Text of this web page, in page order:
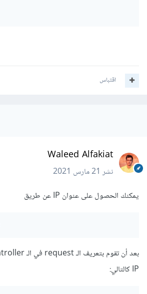
اقتباس
Waleed Alfakiat
نشر21 مارس 2021
يمكنك الحصول على عنوان IP عن طريق
IP كالتالي: